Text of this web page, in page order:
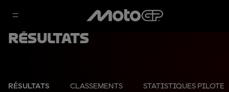
Résultats
RÉSULTATS CLASSEMENTS STATISTIQUES PILOTE